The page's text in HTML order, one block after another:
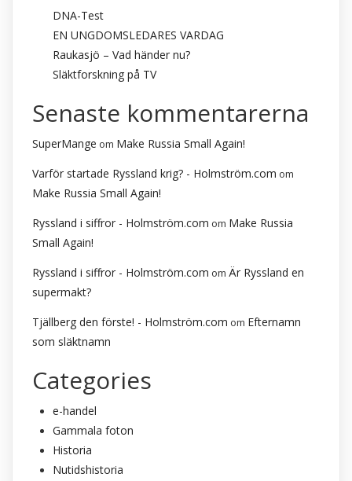
DNA-Test
EN UNGDOMSLEDARES VARDAG
Raukasjö – Vad händer nu?
Släktforskning på TV
Senaste kommentarerna
SuperMange om Make Russia Small Again!
Varför startade Ryssland krig? - Holmström.com om
Make Russia Small Again!
Ryssland i siffror - Holmström.com om Make Russia
Small Again!
Ryssland i siffror - Holmström.com om Är Ryssland en
supermakt?
Tjällberg den förste! - Holmström.com om Efternamn
som släktnamn
Categories
e-handel
Gammala foton
Historia
Nutidshistoria